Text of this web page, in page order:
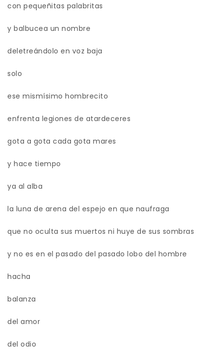
con pequeñitas palabritas
y balbucea un nombre
deletreándolo en voz baja
solo
ese mismísimo hombrecito
enfrenta legiones de atardeceres
gota a gota cada gota mares
y hace tiempo
ya al alba
la luna de arena del espejo en que naufraga
que no oculta sus muertos ni huye de sus sombras
y no es en el pasado del pasado lobo del hombre
hacha
balanza
del amor
del odio